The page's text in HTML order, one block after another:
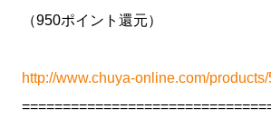
（950ポイント還元）
http://www.chuya-online.com/